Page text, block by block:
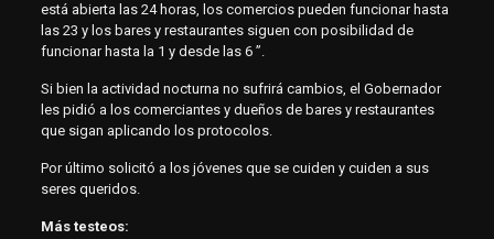
está abierta las 24 horas, los comercios pueden funcionar hasta
las 23 y los bares y restaurantes siguen con posibilidad de
funcionar hasta la 1 y desde las 6 ”.
Si bien la actividad nocturna no sufrirá cambios, el Gobernador
les pidió a los comerciantes y dueños de bares y restaurantes
que sigan aplicando los protocolos.
Por último solicitó a los jóvenes que se cuiden y cuiden a sus
seres queridos.
Más testeos: